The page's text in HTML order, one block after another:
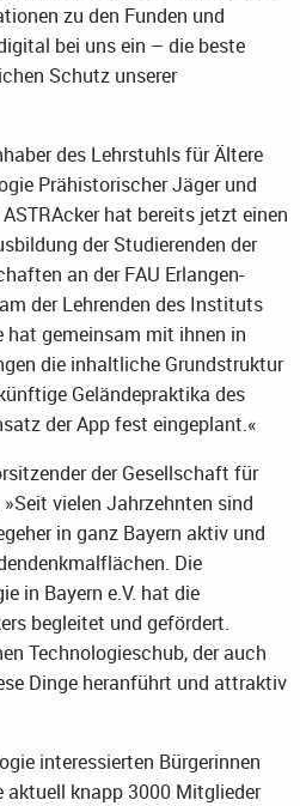
zu den Funden und
bei uns ein – die beste
Schutz unserer
des Lehrstuhls für Ältere
Prähistorischer Jäger und
hat bereits jetzt einen
der Studierenden der
an der FAU Erlangen-
der Lehrenden des Instituts
hat gemeinsam mit ihnen in
die inhaltliche Grundstruktur
Geländepraktika des
der App fest eingeplant.«
der Gesellschaft für
vielen Jahrzehnten sind
in ganz Bayern aktiv und
Die
in Bayern e.V. hat die
begleitet und gefördert.
Technologieschub, der auch
Dinge heranführt und attraktiv
interessierten Bürgerinnen
aktuell knapp 3000 Mitglieder